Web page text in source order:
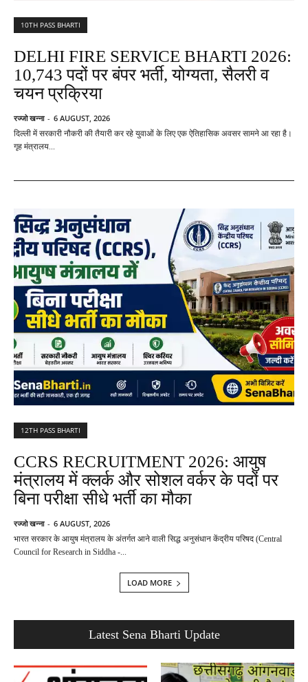
10TH PASS BHARTI
DELHI FIRE SERVICE BHARTI 2026:
10,743 पदों पर बंपर भर्ती, योग्यता, सैलरी व
चयन प्रक्रिया
रज्जो खन्ना - 6 AUGUST, 2026
दिल्ली में सरकारी नौकरी की तैयारी कर रहे युवाओं के लिए एक ऐतिहासिक अवसर सामने आ रहा है।
गृह मंत्रालय...
12TH PASS BHARTI
CCRS RECRUITMENT 2026: आयुष
मंत्रालय में क्लर्क और सोशल वर्कर के पदों पर
बिना परीक्षा सीधे भर्ती का मौका
रज्जो खन्ना - 6 AUGUST, 2026
भारत सरकार के आयुष मंत्रालय के अंतर्गत आने वाली सिद्ध अनुसंधान केंद्रीय परिषद (Central
Council for Research in Siddha -...
LOAD MORE
Latest Sena Bharti Update